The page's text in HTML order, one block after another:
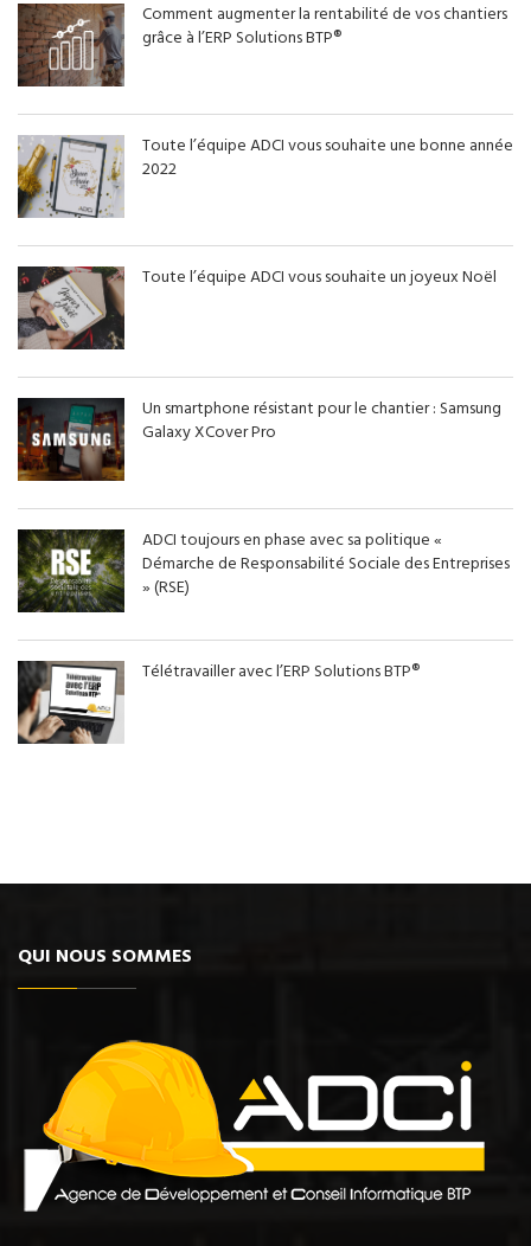
Comment augmenter la rentabilité de vos chantiers
grâce à l’ERP Solutions BTP®
Toute l’équipe ADCI vous souhaite une bonne année
2022
Toute l’équipe ADCI vous souhaite un joyeux Noël
Un smartphone résistant pour le chantier : Samsung
Galaxy XCover Pro
ADCI toujours en phase avec sa politique «
Démarche de Responsabilité Sociale des Entreprises
» (RSE)
Télétravailler avec l’ERP Solutions BTP®
QUI NOUS SOMMES